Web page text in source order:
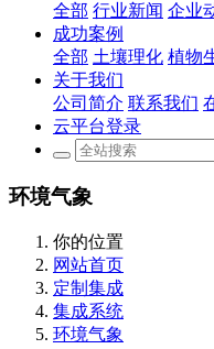
全部 行业新闻 企业
成功案例
全部 土壤理化 植物
关于我们
公司简介 联系我们
云平台登录
环境气象
你的位置
网站首页
定制集成
集成系统
环境气象